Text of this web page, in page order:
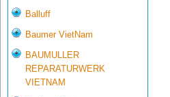
Balluff
Baumer VietNam
BAUMULLER
REPARATURWERK
VIETNAM